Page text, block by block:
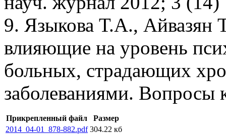
9. Языкова Т.А.,
влияющие на уровень
больных, страдающих
заболеваниями. Вопросы
Прикрепленный файл
Размер
2014_04-01_878-882.pdf 304.22 кб